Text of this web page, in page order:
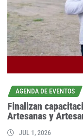
AGENDA DE EVENTOS
Finalizan
Artesanas y
JUL 1, 2026